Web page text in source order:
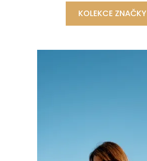
KOLEKCE ZNAČKY